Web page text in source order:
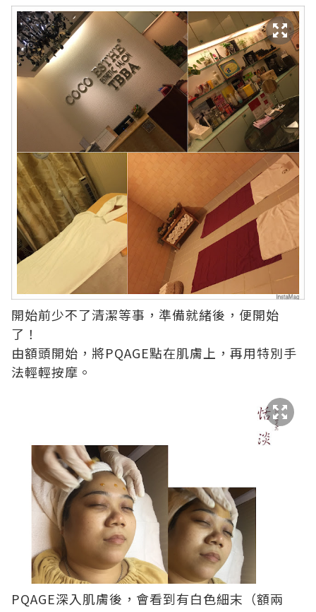
開始前少不了清潔等事，準備就緒後，便開始
了！
由額頭開始，將PQAGE點在肌膚上，再用特別手
法輕輕按摩。
PQAGE深入肌膚後，會看到有白色細末（額兩